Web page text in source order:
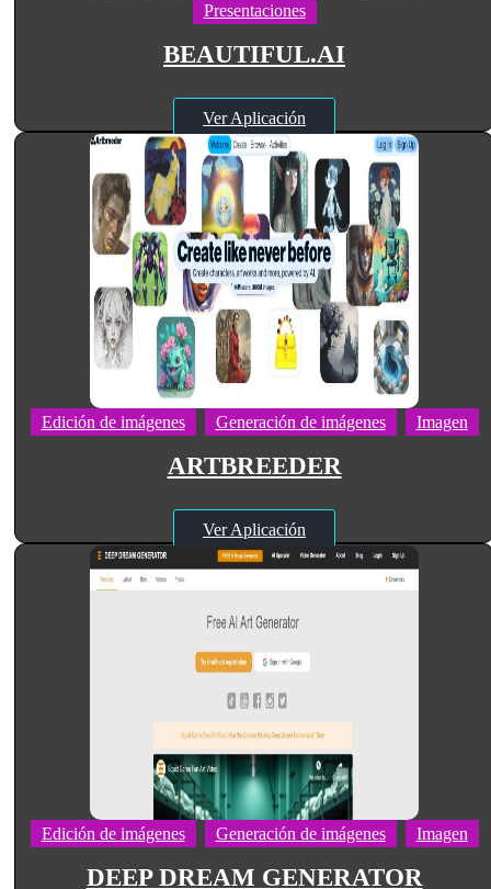
Presentaciones
BEAUTIFUL.AI
Ver Aplicación
Edición de imágenes Generación de imágenes Imagen
ARTBREEDER
Ver Aplicación
Edición de imágenes Generación de imágenes Imagen
DEEP DREAM GENERATOR